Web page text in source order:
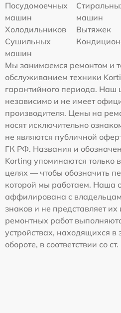
Посудомоечных
машин
машин
Холодильников
Вытяжек
Сушильных
машин
Мы занимаемся ремонтом и
обслуживанием техники
гарантийного периода. Наш
независимо и не имеет
производителя. Цены на
носят исключительно
не являются публичной
ГК РФ. Названия и
Korting упоминаются
целях — чтобы обозначить
которой мы работаем. Наша
аффилирована с
знаков и не представляет
ремонтных работ
устройствах, находящихся
обороте, в соответствии со